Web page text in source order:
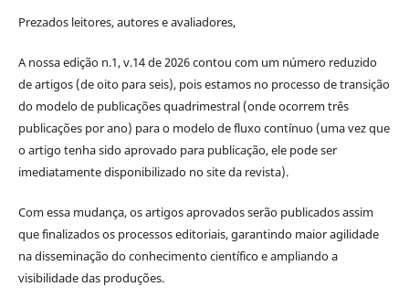
Prezados leitores, autores e avaliadores,
A nossa edição n.1, v.14 de 2026 contou com um número reduzido
de artigos (de oito para seis), pois estamos no processo de transição
do modelo de publicações quadrimestral (onde ocorrem três
publicações por ano) para o modelo de fluxo contínuo (uma vez que
o artigo tenha sido aprovado para publicação, ele pode ser
imediatamente disponibilizado no site da revista).
Com essa mudança, os artigos aprovados serão publicados assim
que finalizados os processos editoriais, garantindo maior agilidade
na disseminação do conhecimento científico e ampliando a
visibilidade das produções.